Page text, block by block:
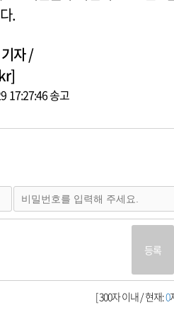
.
자 /
17:27:46 송고
등록
[ 300자 이내 / 현재:0